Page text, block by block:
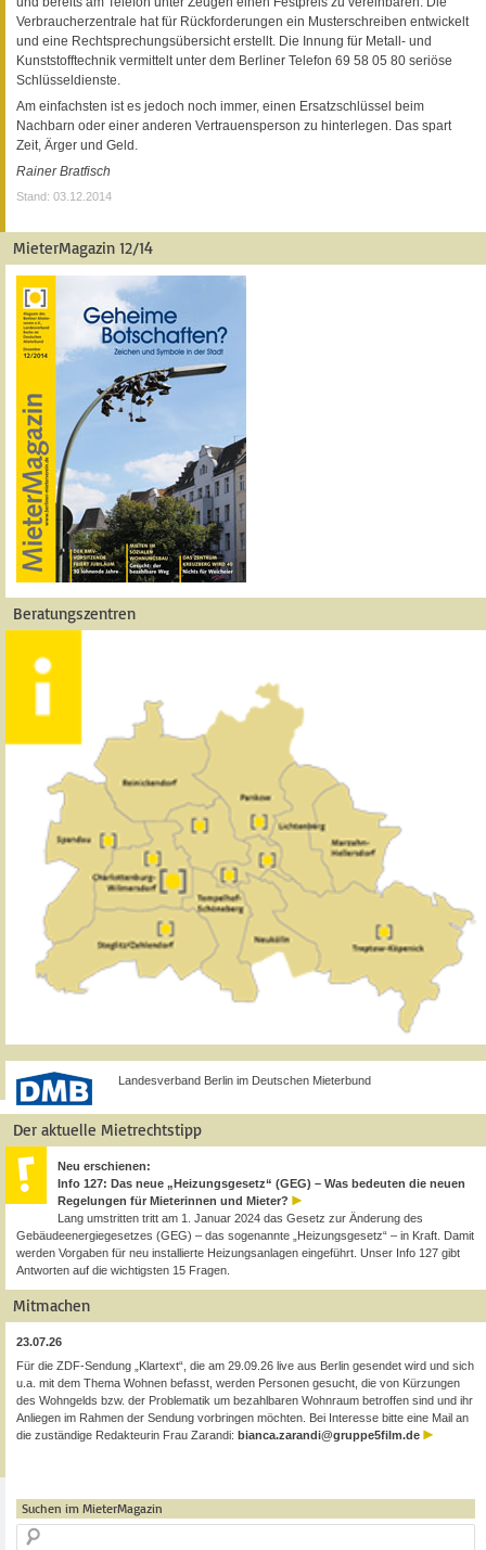
Verbraucherzentrale hat für Rückforderungen ein Musterschreiben entwickelt
und eine Rechtsprechungsübersicht erstellt. Die Innung für Metall- und
Kunststofftechnik vermittelt unter dem Berliner Telefon 69 58 05 80 seriöse
Schlüsseldienste.
Am einfachsten ist es jedoch noch immer, einen Ersatzschlüssel beim
Nachbarn oder einer anderen Vertrauensperson zu hinterlegen. Das spart
Zeit, Ärger und Geld.
Rainer Bratfisch
Stand: 03.12.2014
MieterMagazin 12/14
Beratungszentren
Landesverband Berlin im Deutschen Mieterbund
Der aktuelle Mietrechtstipp
Neu erschienen:
Info 127: Das neue „Heizungsgesetz“ (GEG) – Was bedeuten die neuen
Regelungen für Mieterinnen und Mieter?
Lang umstritten tritt am 1. Januar 2024 das Gesetz zur Änderung des
Gebäudeenergiegesetzes (GEG) – das sogenannte „Heizungsgesetz“ – in Kraft. Damit
werden Vorgaben für neu installierte Heizungsanlagen eingeführt. Unser Info 127 gibt
Antworten auf die wichtigsten 15 Fragen.
Mitmachen
23.07.26
Für die ZDF-Sendung „Klartext“, die am 29.09.26 live aus Berlin gesendet wird und sich
u.a. mit dem Thema Wohnen befasst, werden Personen gesucht, die von Kürzungen
des Wohngelds bzw. der Problematik um bezahlbaren Wohnraum betroffen sind und ihr
Anliegen im Rahmen der Sendung vorbringen möchten. Bei Interesse bitte eine Mail an
die zuständige Redakteurin Frau Zarandi: bianca.zarandi@gruppe5film.de
Suchen im MieterMagazin